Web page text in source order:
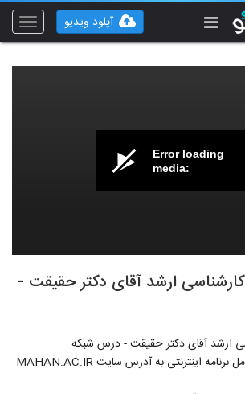
Toggle
آپلود ویدیو
Error loading
media:
ارشد آقای دکتر حقیقت -
ارشد آقای دکتر حقیقت - درس شبکه
جهت مشاهده نسخه کامل برنامه اینترنتی به آدرس سایت MAHAN.AC.IR